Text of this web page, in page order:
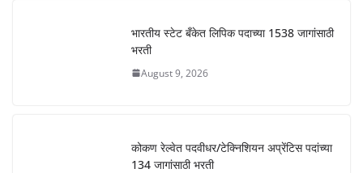
भारतीय स्टेट बँकेत लिपिक पदाच्या 1538 जागांसाठी
भरती
August 9, 2026
कोकण रेल्वेत पदवीधर/टेक्निशियन अप्रेंटिस पदांच्या
134 जागांसाठी भरती